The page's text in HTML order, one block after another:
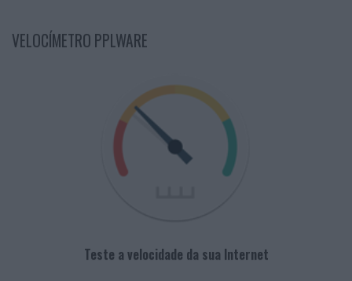
VELOCÍMETRO PPLWARE
Teste a velocidade da sua Internet